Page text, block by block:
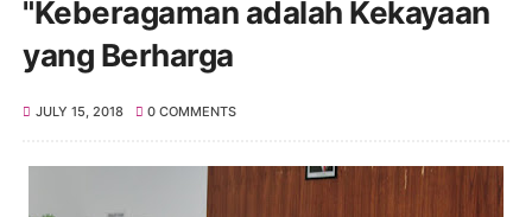
"Keberagaman adalah Kekayaan
yang Berharga
JULY 15, 2018 0 COMMENTS